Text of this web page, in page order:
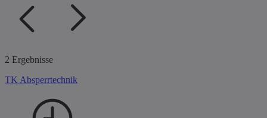
2 Ergebnisse
TK Absperrtechnik